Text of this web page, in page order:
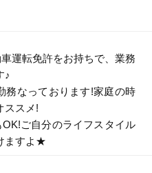
運転免許をお持ちで、業務
♪
務なっております!家庭の時
ススメ!
ご自分のライフスタイル
ますよ★